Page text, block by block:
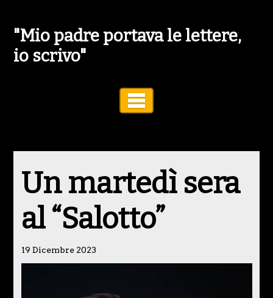
"Mio padre portava le lettere,
io scrivo"
Un martedì sera
al “Salotto”
19 Dicembre 2023